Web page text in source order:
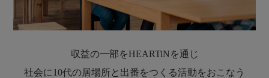
収益の一部をHEARTiNを通じ​
社会に10代の居場所と出番をつくる活動をおこなう​